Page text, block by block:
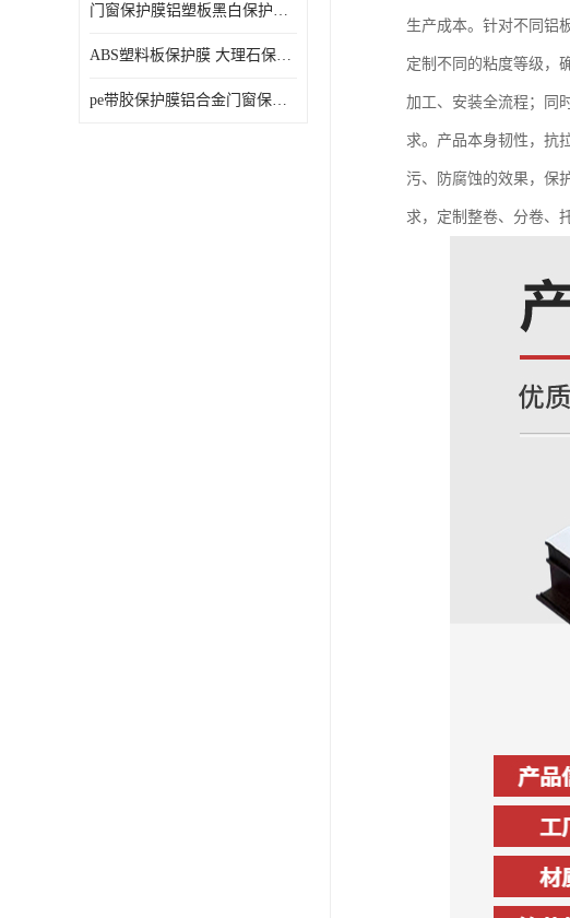
门窗保护膜铝塑板黑白保护膜外墙保温板保护膜
ABS塑料板保护膜 大理石保护膜 缠鱼竿保护膜
pe带胶保护膜铝合金门窗保护不锈钢板保护膜大理石建筑材料保护
生产成本。针对不同铝
定制不同的粘度等级，
加工、安装全流程；同
求。产品本身韧性，抗
污、防腐蚀的效果，保
求，定制整卷、分卷、